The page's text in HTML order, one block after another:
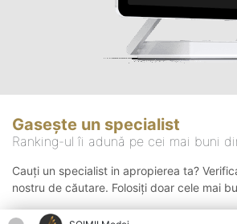
Gasește un specialist
Ranking-ul îi adună pe cei mai buni
Cauți un specialist in apropierea ta?
nostru de căutare. Folosiți doar cele mai